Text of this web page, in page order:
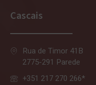
Cascais
Rua de Timor 41B
2775-291 Parede
+351 217 270 266*